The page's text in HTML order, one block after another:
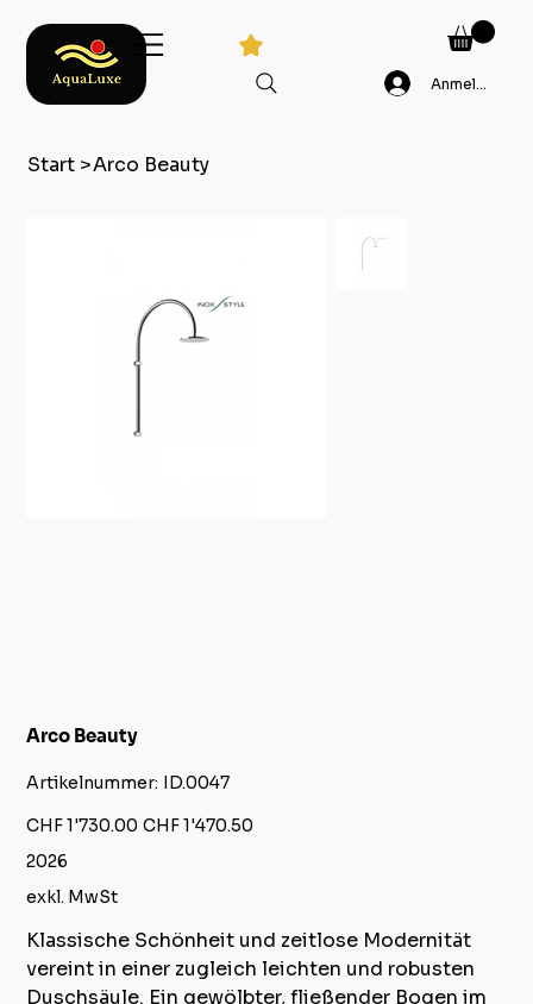
Anmelden
Start >Arco Beauty
Arco Beauty
Artikelnummer: Artikelnummer:
ID.0047
ID.0047
Ursprünglicher
Preis
CHF 1'730.00 Angebotspreis
CHF 1'470.50
2026
exkl. MwSt
Klassische Schönheit und zeitlose Modernität
vereint in einer zugleich leichten und robusten
Duschsäule. Ein gewölbter, fließender Bogen im